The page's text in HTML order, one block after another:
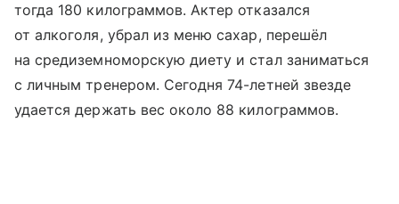
тогда 180 килограммов. Актер отказался
от алкоголя, убрал из меню сахар, перешёл
на средиземноморскую диету и стал заниматься
с личным тренером. Сегодня 74-летней звезде
удается держать вес около 88 килограммов.